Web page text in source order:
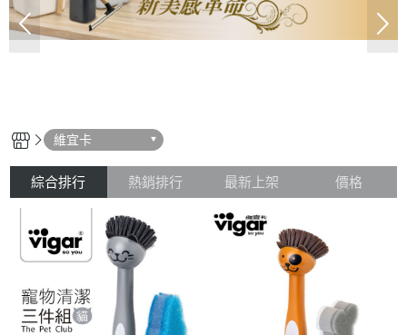
維宜卡
綜合排行 熱銷排行 最新上架 價格